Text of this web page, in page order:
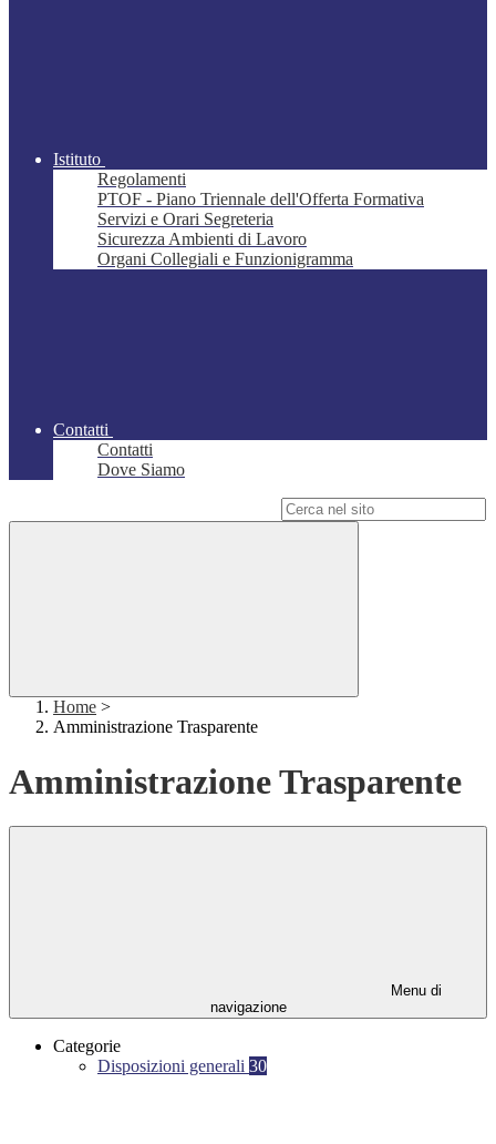
Istituto
Regolamenti
PTOF - Piano Triennale dell'Offerta Formativa
Servizi e Orari Segreteria
Sicurezza Ambienti di Lavoro
Organi Collegiali e Funzionigramma
Contatti
Contatti
Dove Siamo
Home >
Amministrazione Trasparente
Amministrazione Trasparente
Menu di
navigazione
Categorie
Disposizioni generali 30